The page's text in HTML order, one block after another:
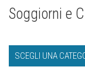
Soggiorni e
SCEGLI UNA